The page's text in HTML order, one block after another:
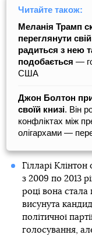
Читайте також:
Меланія Трамп
переглянути
радиться з нею
подобається —
США
Джон Болтон
своїй книзі. Він
конфліктах між
олігархами —
Гілларі
з 2009 по 2013
році вона
висунута
політичної
голосування,